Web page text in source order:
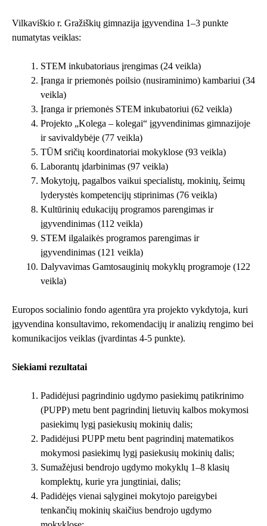
Vilkaviškio r. Gražiškių gimnazija įgyvendina 1–3 punkte
numatytas veiklas:
STEM inkubatoriaus įrengimas (24 veikla)
Įranga ir priemonės poilsio (nusiraminimo) kambariui (34
veikla)
Įranga ir priemonės STEM inkubatoriui (62 veikla)
Projekto „Kolega – kolegai“ įgyvendinimas gimnazijoje
ir savivaldybėje (77 veikla)
TŪM sričių koordinatoriai mokyklose (93 veikla)
Laborantų įdarbinimas (97 veikla)
Mokytojų, pagalbos vaikui specialistų, mokinių, šeimų
lyderystės kompetencijų stiprinimas (76 veikla)
Kultūrinių edukacijų programos parengimas ir
įgyvendinimas (112 veikla)
STEM ilgalaikės programos parengimas ir
įgyvendinimas (121 veikla)
Dalyvavimas Gamtosauginių mokyklų programoje (122
veikla)
Europos socialinio fondo agentūra yra projekto vykdytoja, kuri
įgyvendina konsultavimo, rekomendacijų ir analizių rengimo bei
komunikacijos veiklas (įvardintas 4-5 punkte).
Siekiami rezultatai
Padidėjusi pagrindinio ugdymo pasiekimų patikrinimo
(PUPP) metu bent pagrindinį lietuvių kalbos mokymosi
pasiekimų lygį pasiekusių mokinių dalis;
Padidėjusi PUPP metu bent pagrindinį matematikos
mokymosi pasiekimų lygį pasiekusių mokinių dalis;
Sumažėjusi bendrojo ugdymo mokyklų 1–8 klasių
komplektų, kurie yra jungtiniai, dalis;
Padidėjęs vienai sąlyginei mokytojo pareigybei
tenkančių mokinių skaičius bendrojo ugdymo